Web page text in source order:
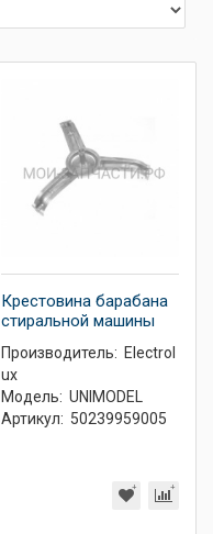
Крестовина барабана
стиральной машины
Производитель: Electrol
ux
Модель: UNIMODEL
Артикул: 50239959005